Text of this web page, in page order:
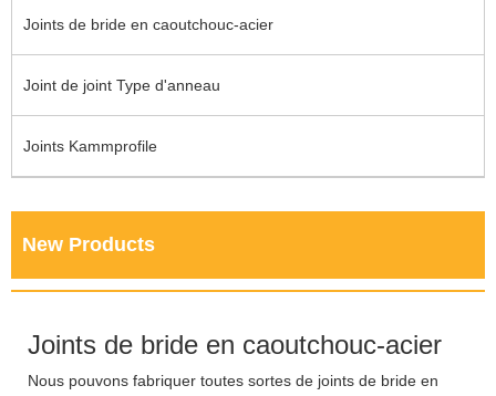
Joints de bride en caoutchouc-acier
Joint de joint Type d'anneau
Joints Kammprofile
New Products
Joints de bride en caoutchouc-acier
Nous pouvons fabriquer toutes sortes de joints de bride en